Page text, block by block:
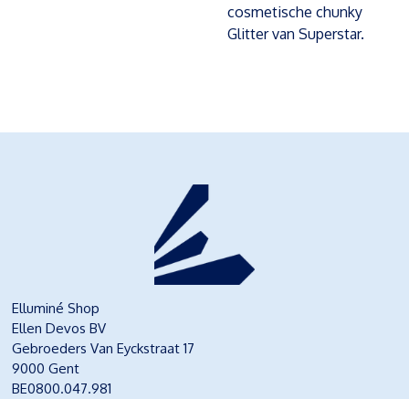
cosmetische chunky
Glitter van Superstar.
Elluminé Shop
Ellen Devos BV
Gebroeders Van Eyckstraat 17
9000 Gent
BE0800.047.981